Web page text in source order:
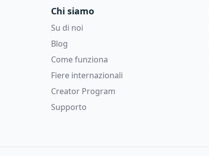
Chi siamo
Su di noi
Blog
Come funziona
Fiere internazionali
Creator Program
Supporto